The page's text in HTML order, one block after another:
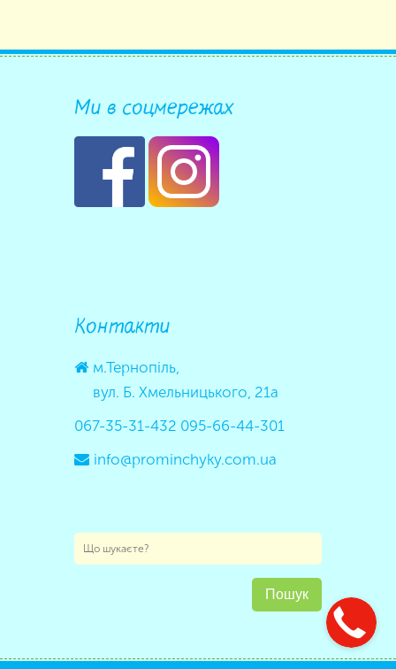
Ми в соцмережах
Контакти
м.Тернопіль,
вул. Б. Хмельницького, 21а
067-35-31-432 095-66-44-301
info@prominchyky.com.ua